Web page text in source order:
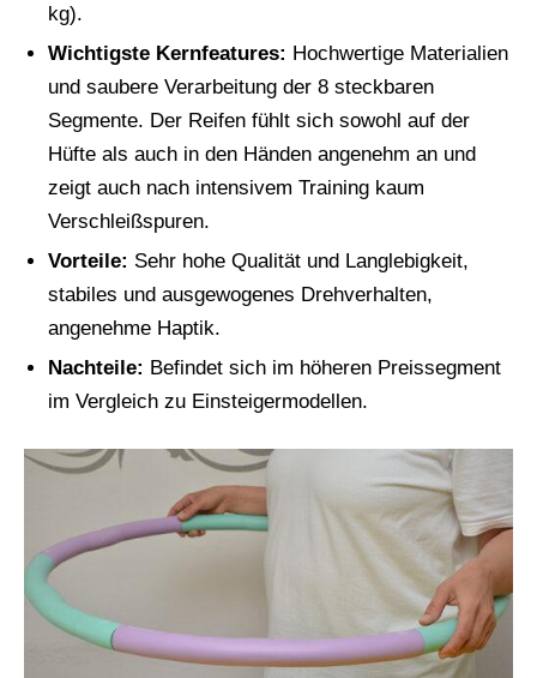
kg).
Wichtigste Kernfeatures: Hochwertige Materialien
und saubere Verarbeitung der 8 steckbaren
Segmente. Der Reifen fühlt sich sowohl auf der
Hüfte als auch in den Händen angenehm an und
zeigt auch nach intensivem Training kaum
Verschleißspuren.
Vorteile: Sehr hohe Qualität und Langlebigkeit,
stabiles und ausgewogenes Drehverhalten,
angenehme Haptik.
Nachteile: Befindet sich im höheren Preissegment
im Vergleich zu Einsteigermodellen.